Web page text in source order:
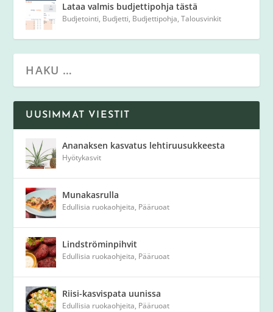
Lataa valmis budjettipohja tästä
Budjetointi, Budjetti, Budjettipohja,Talousvinkit
UUSIMMAT VIESTIT
Ananaksen kasvatus lehtiruusukkeesta
Hyötykasvit
Munakasrulla
Edullisia ruokaohjeita, Pääruoat
Lindströminpihvit
Edullisia ruokaohjeita, Pääruoat
Riisi-kasvispata uunissa
Edullisia ruokaohjeita, Pääruoat